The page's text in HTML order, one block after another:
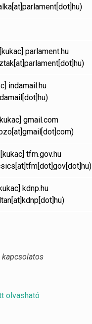
[kukac] parlament.hu
indamail.hu
gmail.com
[kukac] tfm.gov.hu
kdnp.hu
kapcsolatos
olvasható